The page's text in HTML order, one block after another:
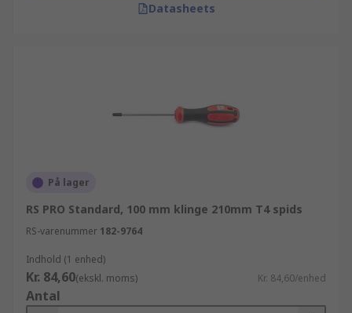
Datasheets
På lager
RS PRO Standard, 100 mm klinge 210mm T4 spids
RS-varenummer 182-9764
Indhold (1 enhed)
Kr. 84,60(ekskl. moms) Kr. 84,60/enhed
Antal